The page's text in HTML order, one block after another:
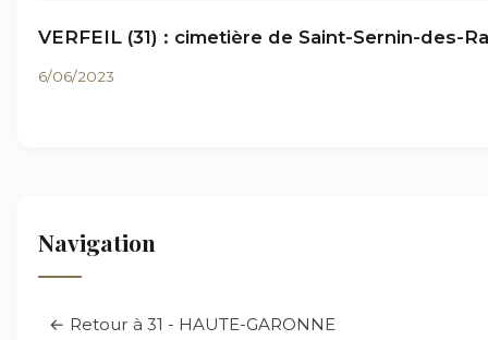
VERFEIL (31) : cimetière de Saint-Sernin-des-
6/06/2023
Navigation
← Retour à 31 - HAUTE-GARONNE